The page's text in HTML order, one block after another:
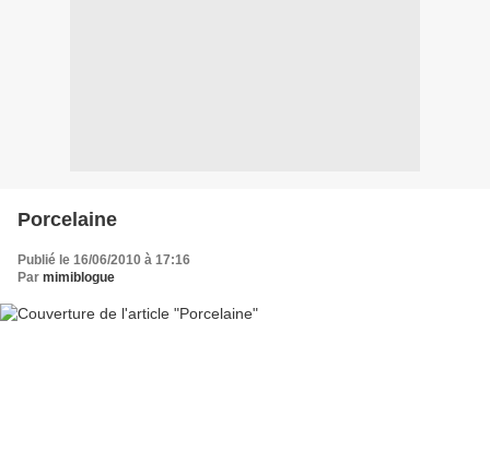
Porcelaine
Publié le 16/06/2010 à 17:16
Par mimiblogue